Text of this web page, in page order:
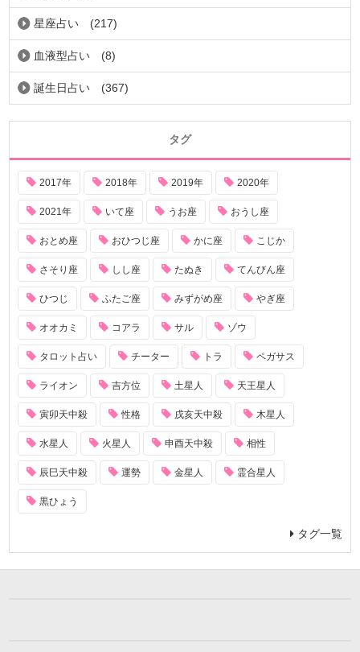
星座占い (217)
血液型占い (8)
誕生日占い (367)
タグ
2017年 2018年 2019年 2020年
2021年 いて座 うお座 おうし座
おとめ座 おひつじ座 かに座 こじか
さそり座 しし座 たぬき てんびん座
ひつじ ふたご座 みずがめ座 やぎ座
オオカミ コアラ サル ゾウ
タロット占い チーター トラ ペガサス
ライオン 吉方位 土星人 天王星人
寅卯天中殺 性格 戌亥天中殺 木星人
水星人 火星人 申酉天中殺 相性
辰巳天中殺 運勢 金星人 霊合星人
黒ひょう
タグ一覧